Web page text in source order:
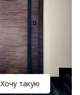
Хочу такую